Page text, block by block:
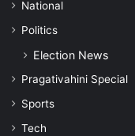
National
Politics
Election News
Pragativahini Special
Sports
Tech